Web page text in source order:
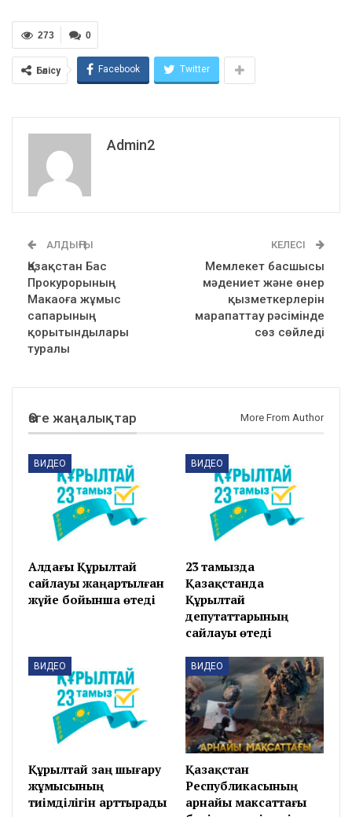
0
273
Бөлісу Facebook Twitter
Admin2
АЛДЫҢҒЫ
Қазақстан Бас
Прокурорының
Макаоға жұмыс
сапарының
қорытындылары
туралы
КЕЛЕСІ
Мемлекет басшысы
мәдениет және өнер
қызметкерлерін
марапаттау рәсімінде
сөз сөйледі
Өзге жаңалықтар More From Author
ВИДЕО
Алдағы Құрылтай
сайлауы жаңартылған
жүйе бойынша өтеді
ВИДЕО
23 тамызда
Қазақстанда
Құрылтай
депутаттарының
сайлауы өтеді
ВИДЕО
Құрылтай заң шығару
жұмысының
тиімділігін арттырады
ВИДЕО
Қазақстан
Республикасының
арнайы максаттағы